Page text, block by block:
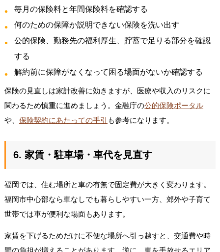
毎月の保険料と年間保険料を確認する
何のための保障か説明できない保険を洗い出す
公的保険、勤務先の福利厚生、貯蓄で足りる部分を確認
する
解約前に保障がなくなって困る場面がないか確認する
保険の見直しは家計改善に効きますが、医療や収入のリスクに
関わるため慎重に進めましょう。金融庁の公的保険ポータル
や、 保険契約にあたっての手引 も参考になります。
6. 家賃・駐車場・車代を見直す
福岡では、住む場所と車の有無で固定費が大きく変わります。
福岡市中心部なら車なしでも暮らしやすい一方、郊外や子育て
世帯では車が便利な場面もあります。
家賃を下げるためだけに不便な場所へ引っ越すと、交通費や時
間の負担が増えることがあります。逆に、車を手放せるエリア